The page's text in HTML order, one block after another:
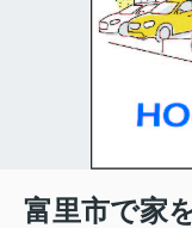
富里市で家